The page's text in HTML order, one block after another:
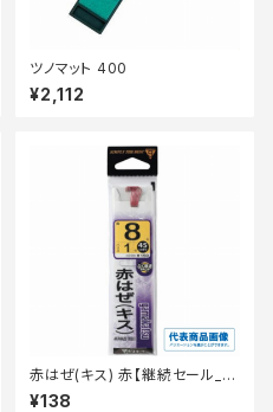
ツノマット 400
¥2,112
赤はぜ(キス) 赤【継続セール_仕
掛】
¥138